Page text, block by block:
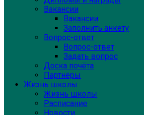
Вакансии
Вакансии
Заполнить анкету
Вопрос-ответ
Вопрос-ответ
Задать вопрос
Доска почёта
Партнёры
Жизнь школы
Жизнь школы
Расписание
Новости